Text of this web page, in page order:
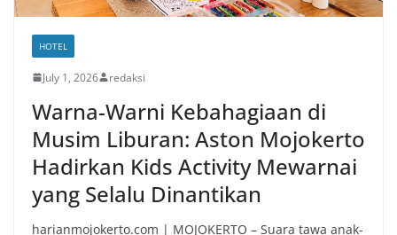
HOTEL
July 1, 2026 redaksi
Warna-Warni Kebahagiaan di
Musim Liburan: Aston Mojokerto
Hadirkan Kids Activity Mewarnai
yang Selalu Dinantikan
harianmojokerto.com | MOJOKERTO – Suara tawa anak-